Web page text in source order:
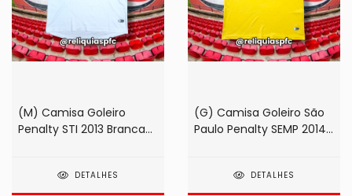
(M) Camisa Goleiro
Penalty STI 2013 Branca
DETALHES
(G) Camisa Goleiro São
Paulo Penalty SEMP 2014
DETALHES